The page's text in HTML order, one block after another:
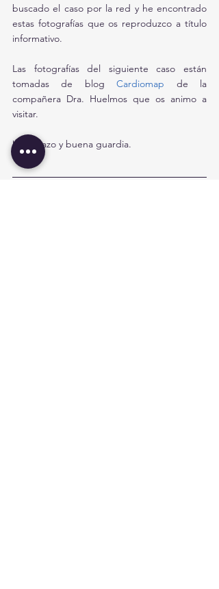
buscado el caso por la red y he encontrado
estas fotografías que os reproduzco a título
informativo.
Las fotografías del siguiente caso están
tomadas de blog Cardiomap de la
compañera Dra. Huelmos que os animo a
visitar.
Un abrazo y buena guardia.